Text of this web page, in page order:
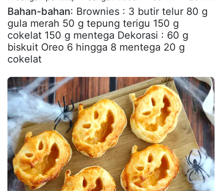
Bahan-bahan: Brownies : 3 butir telur 80 g
gula merah 50 g tepung terigu 150 g
cokelat 150 g mentega Dekorasi : 60 g
biskuit Oreo 6 hingga 8 mentega 20 g
cokelat